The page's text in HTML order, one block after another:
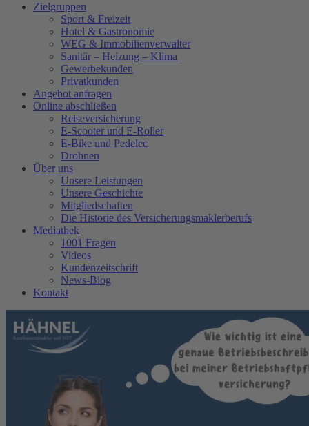
Zielgruppen
Sport & Freizeit
Hotel & Gastronomie
WEG & Immobilienverwalter
Sanitär – Heizung – Klima
Gewerbekunden
Privatkunden
Angebot anfragen
Online abschließen
Reiseversicherung
E-Scooter und E-Roller
E-Bike und Pedelec
Drohnen
Über uns
Unsere Leistungen
Unsere Geschichte
Mitgliedschaften
Die Historie des Versicherungsmaklerberufs
Mediathek
1001 Fragen
Videos
Kundenzeitschrift
News-Blog
Kontakt